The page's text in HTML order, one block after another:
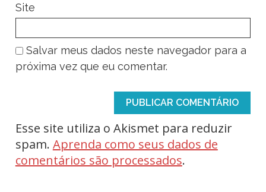
Site
Salvar meus dados neste navegador para a
próxima vez que eu comentar.
Esse site utiliza o Akismet para reduzir
spam. Aprenda como seus dados de
comentários são processados.